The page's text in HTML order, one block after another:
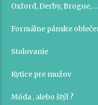
Oxford, Derby, Brogue,
Formálne pánske
Stolovanie
Kytice pre mužov
Móda , alebo štýl ?